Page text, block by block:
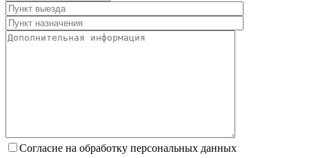
Согласие на обработку персональных данных